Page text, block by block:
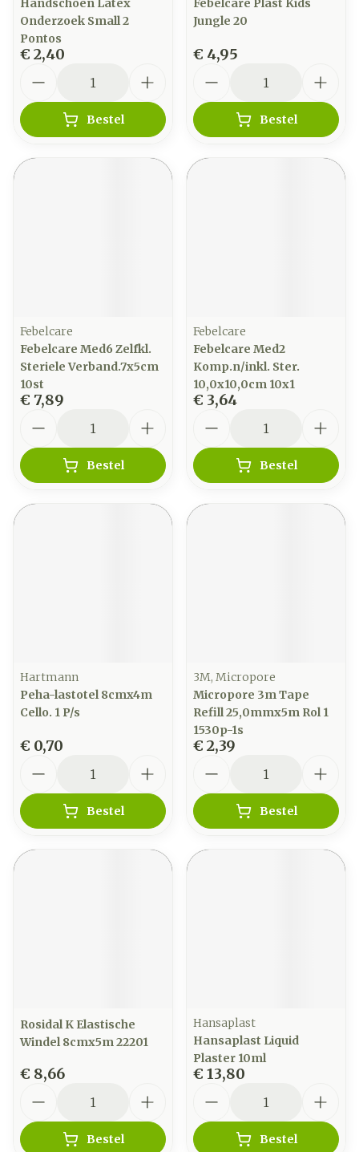
Handschoen Latex
Onderzoek Small 2
Pontos
€ 2,40
Bestel
Febelcare Plast Kids
Jungle 20
€ 4,95
Bestel
Febelcare
Febelcare Med6 Zelfkl.
Steriele Verband.7x5cm
10st
€ 7,89
Bestel
Febelcare
Febelcare Med2
Komp.n/inkl. Ster.
10,0x10,0cm 10x1
€ 3,64
Bestel
Hartmann
Peha-lastotel 8cmx4m
Cello. 1 P/s
€ 0,70
Bestel
3M, Micropore
Micropore 3m Tape
Refill 25,0mmx5m Rol 1
1530p-1s
€ 2,39
Bestel
Rosidal K Elastische
Windel 8cmx5m 22201
€ 8,66
Bestel
Hansaplast
Hansaplast Liquid
Plaster 10ml
€ 13,80
Bestel